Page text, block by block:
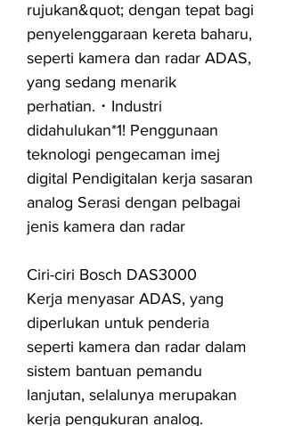
rujukan&quot; dengan tepat bagi
penyelenggaraan kereta baharu,
seperti kamera dan radar ADAS,
yang sedang menarik
perhatian.・Industri
didahulukan*1! Penggunaan
teknologi pengecaman imej
digital Pendigitalan kerja sasaran
analog Serasi dengan pelbagai
jenis kamera dan radar
Ciri-ciri Bosch DAS3000
Kerja menyasar ADAS, yang
diperlukan untuk penderia
seperti kamera dan radar dalam
sistem bantuan pemandu
lanjutan, selalunya merupakan
kerja pengukuran analog.